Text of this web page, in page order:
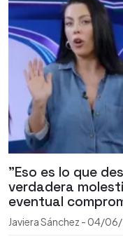
"Eso es lo que
verdadera
eventual
Javiera Sánchez - 04/